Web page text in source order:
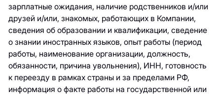
зарплатные ожидания, наличие родственников и/или
друзей и/или, знакомых, работающих в Компании,
сведения об образовании и квалификации, сведение
о знании иностранных языков, опыт работы (период
работы, наименование организации, должность,
обязанности, причина увольнения), ИНН, готовность
к переезду в рамках страны и за пределами РФ,
информация о факте работы на государственной или